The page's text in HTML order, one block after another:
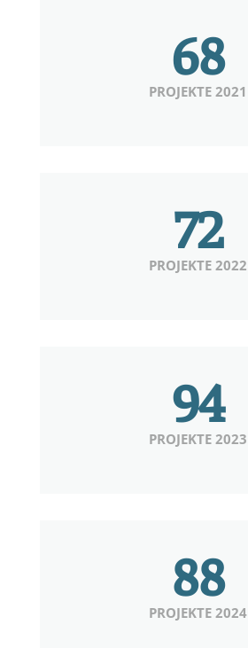
68
PROJEKTE 2021
72
PROJEKTE 2022
94
PROJEKTE 2023
88
PROJEKTE 2024